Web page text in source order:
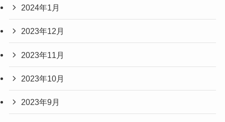
2024年1月
2023年12月
2023年11月
2023年10月
2023年9月